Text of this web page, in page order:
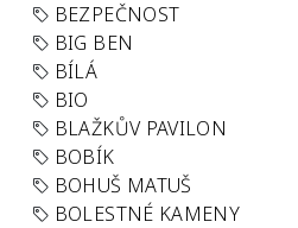
BEZPEČNOST
BIG BEN
BÍLÁ
BIO
BLAŽKŮV PAVILON
BOBÍK
BOHUŠ MATUŠ
BOLESTNÉ KAMENY